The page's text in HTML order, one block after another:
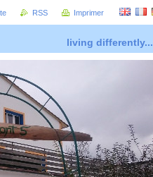
living differently...
RSS Imprimer